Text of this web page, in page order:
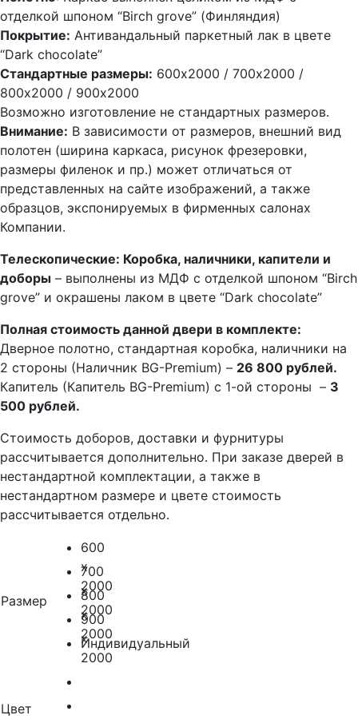
отделкой шпоном “Birch grove” (Финляндия)
Покрытие: Антивандальный паркетный лак в цвете
“Dark chocolate”
Стандартные размеры: 600х2000 / 700х2000 /
800х2000 / 900х2000
Возможно изготовление не стандартных размеров.
Внимание: В зависимости от размеров, внешний вид
полотен (ширина каркаса, рисунок фрезеровки,
размеры филенок и пр.) может отличаться от
представленных на сайте изображений, а также
образцов, экспонируемых в фирменных салонах
Компании.
Телескопические: Коробка, наличники, капители и
доборы – выполнены из МДФ с отделкой шпоном “Birch
grove” и окрашены лаком в цвете “Dark chocolate”
Полная стоимость данной двери в комплекте:
Дверное полотно, стандартная коробка, наличники на
2 стороны (Наличник BG-Premium) – 26 800 рублей.
Капитель (Капитель BG-Premium) с 1-ой стороны – 3
500 рублей.
Стоимость доборов, доставки и фурнитуры
рассчитывается дополнительно. При заказе дверей в
нестандартной комплектации, а также в
нестандартном размере и цвете стоимость
рассчитывается отдельно.
Размер
600
x
2000
700
x
2000
800
x
2000
900
x
2000
Индивидуальный
Цвет